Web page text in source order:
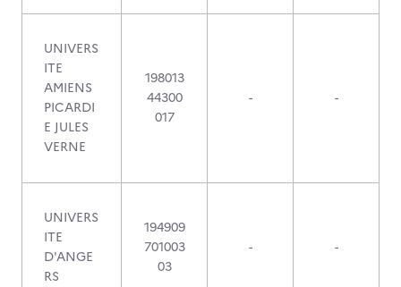
UNIVERS
ITE
AMIENS
PICARDI
E JULES
VERNE
198013
44300
017
- -
UNIVERS
ITE
D'ANGE
RS
194909
701003
03
- -